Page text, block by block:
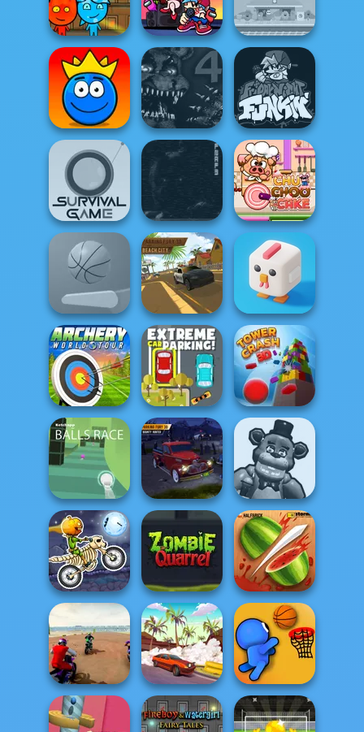
Drag Racing City
2048 Merge
Stack Smash
Fireboy and
Watergirl 2
Light...
Super Friday
Night Funki
Dumb Ways to
Die
Ball Tales - The
Holy Treasure
Freddy’s 4
Friday Night
Funkin'
Survival Game
Five Nights at
Freddy's 3
Chu Choo Cake
Flipper Dunk 3D
Parking Fury 3D:
Beach City
Crossy Chicken
Archery World
Tour
Extreme Car
Parking
Tower Crash 3D
Balls Race
Parking Fury 3D:
Bounty Hunter
Huggy Wuggy
Shooter
Moto X3M
Spooky Land
Zombie Quarrel Fruit Ninja